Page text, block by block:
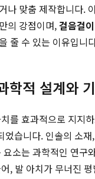
나 맞춤 제작합니다.
만의 강점이며,걸음걸
줄 수 있는 이유입니
학적 설계와
를 효과적으로 지지
었습니다. 인솔의 소
소는 과학적인 연구
, 발 아치가 무너진